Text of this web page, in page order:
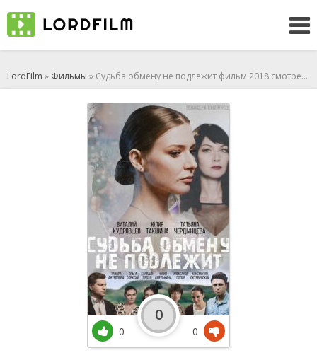
LordFilm » Фильмы » Судьба обмену не подлежит фильм 2018 смотреть онлайн
0
0
0